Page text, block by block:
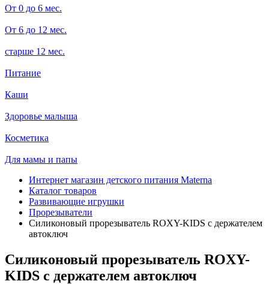
От 0 до 6 мес.
От 6 до 12 мес.
старше 12 мес.
Питание
Каши
Здоровье малыша
Косметика
Для мамы и папы
Интернет магазин детского питания Materna
Каталог товаров
Развивающие игрушки
Прорезыватели
Силиконовый прорезыватель ROXY-KIDS с держателем
автоключ
Силиконовый прорезыватель ROXY-
KIDS с держателем автоключ